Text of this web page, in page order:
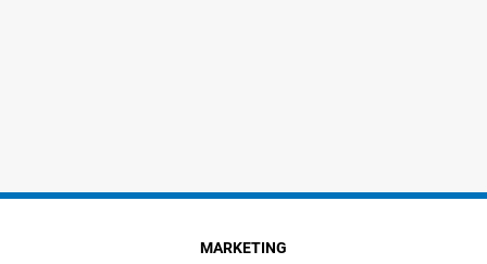
MARKETING